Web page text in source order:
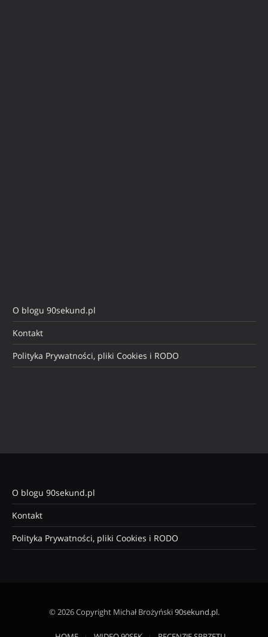
O blogu 90sekund.pl
Kontakt
Polityka Prywatności, pliki Cookies i RODO
O blogu 90sekund.pl
Kontakt
Polityka Prywatności, pliki Cookies i RODO
© 2026 Copyright Michał Brożyński90sekund.pl.